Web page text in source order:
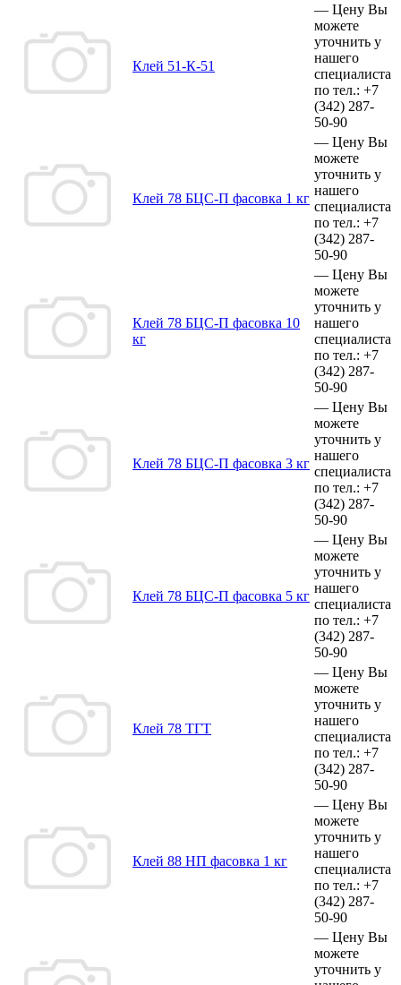
Клей 51-К-51
— Цену Вы
можете
уточнить у
нашего
специалиста
по тел.: +7
(342) 287-
50-90
Клей 78 БЦС-П фасовка 1 кг
— Цену Вы
можете
уточнить у
нашего
специалиста
по тел.: +7
(342) 287-
50-90
Клей 78 БЦС-П фасовка 10
кг
— Цену Вы
можете
уточнить у
нашего
специалиста
по тел.: +7
(342) 287-
50-90
Клей 78 БЦС-П фасовка 3 кг
— Цену Вы
можете
уточнить у
нашего
специалиста
по тел.: +7
(342) 287-
50-90
Клей 78 БЦС-П фасовка 5 кг
— Цену Вы
можете
уточнить у
нашего
специалиста
по тел.: +7
(342) 287-
50-90
Клей 78 ТГТ
— Цену Вы
можете
уточнить у
нашего
специалиста
по тел.: +7
(342) 287-
50-90
Клей 88 НП фасовка 1 кг
— Цену Вы
можете
уточнить у
нашего
специалиста
по тел.: +7
(342) 287-
50-90
— Цену Вы
можете
уточнить у